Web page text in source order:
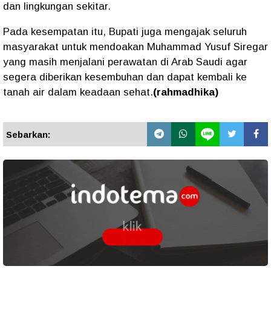
dan lingkungan sekitar.
Pada kesempatan itu, Bupati juga mengajak seluruh
masyarakat untuk mendoakan Muhammad Yusuf Siregar
yang masih menjalani perawatan di Arab Saudi agar
segera diberikan kesembuhan dan dapat kembali ke
tanah air dalam keadaan sehat.(rahmadhika)
Sebarkan: